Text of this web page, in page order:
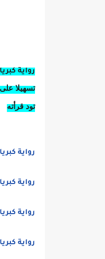
رواية
تسهيلا
تود قرأته
رواية
رواية
رواية
رواية